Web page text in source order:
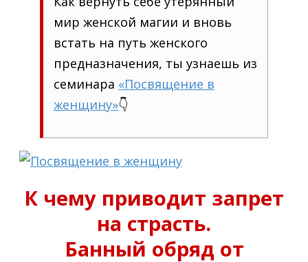
мир женской магии и вновь
встать на путь женского
предназначения, ты узнаешь из
семинара «Посвящение в
женщину»👇
К чему приводит запрет
на страсть.
Банный обряд от